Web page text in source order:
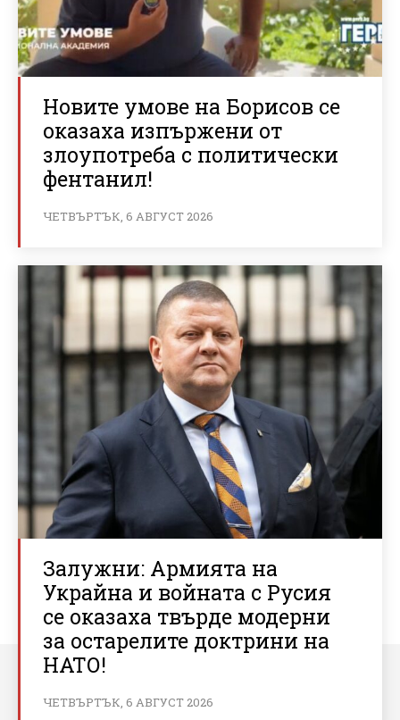
Новите умове на Борисов се
оказаха изпържени от
злоупотреба с политически
фентанил!
ЧЕТВЪРТЪК, 6 АВГУСТ 2026
Залужни: Армията на
Украйна и войната с Русия
се оказаха твърде модерни
за остарелите доктрини на
НАТО!
ЧЕТВЪРТЪК, 6 АВГУСТ 2026